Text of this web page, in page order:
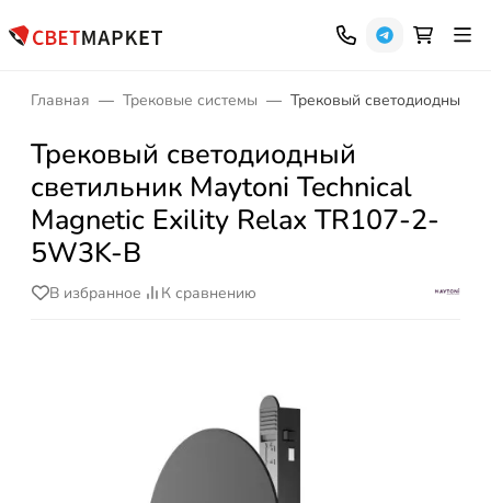
Главная Трековые системы Трековый светодиодный
Трековый светодиодный
светильник Maytoni Technical
Magnetic Exility Relax TR107-2-
5W3K-B
В избранное К сравнению